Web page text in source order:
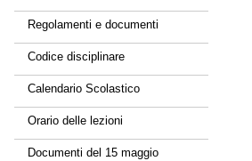
Regolamenti e documenti
Codice disciplinare
Calendario Scolastico
Orario delle lezioni
Documenti del 15 maggio